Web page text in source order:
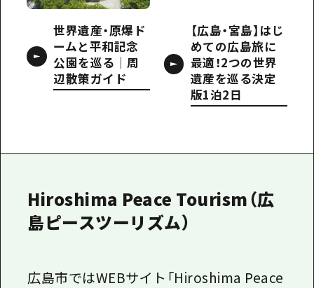
世界遺産・原爆ド
ームと平和記念
公園を巡る｜周
辺散策ガイド
【広島・宮島】はじ
めての広島旅に
最適！2つの世界
遺産を巡る決定
版1泊2日
Hiroshima Peace Tourism（広
島ピースツーリズム）
広島市ではWEBサイト「Hiroshima Peace